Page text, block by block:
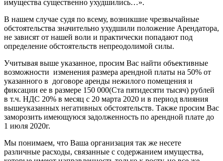
имущества существенно ухудшились…».
В нашем случае судя по всему, возникшие чрезвычайные
обстоятельства значительно ухудшили положение Арендатора,
не зависят от нашей воли и практически попадают под
определение обстоятельств непреодолимой силы.
Учитывая выше указанное, просим Вас найти объективные
возможности изменения размера арендной платы на 50% от
указанного в договоре аренды нежилого помещения и
фиксации ее в размере 150 000(Ста пятидесяти тысяч) рублей
в т.ч. НДС 20% в месяц с 20 марта 2020 и в период влияния
вышеуказанных негативных обстоятельств. Также просим Вас
заморозить имеющуюся задолженность по арендной плате до
1 июля 2020г.
Мы понимаем, что Ваша организация так же несете
различные расходы, связанные с содержанием имущества,